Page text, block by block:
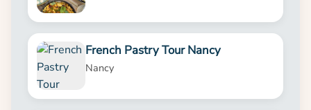
French Pastry Tour Nancy
Nancy